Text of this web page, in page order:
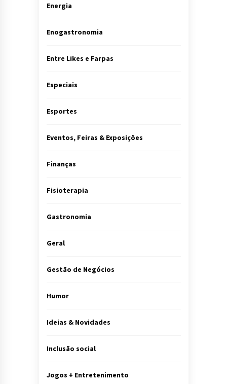
Energia
Enogastronomia
Entre Likes e Farpas
Especiais
Esportes
Eventos, Feiras & Exposições
Finanças
Fisioterapia
Gastronomia
Geral
Gestão de Negócios
Humor
Ideias & Novidades
Inclusão social
Jogos + Entretenimento